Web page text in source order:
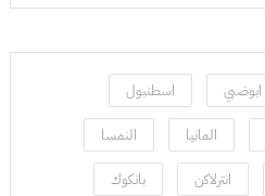
ابوضبي اسطنبول
المانيا النمسا
انترلاكن بانكوك